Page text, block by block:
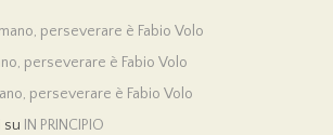
perseverare è Fabio Volo
perseverare è Fabio Volo
perseverare è Fabio Volo
su IN PRINCIPIO